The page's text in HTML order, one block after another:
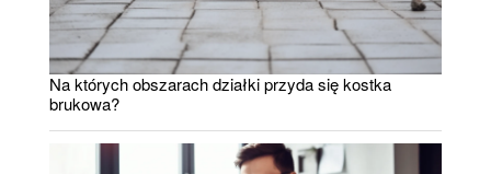
Na których obszarach działki przyda się kostka
brukowa?